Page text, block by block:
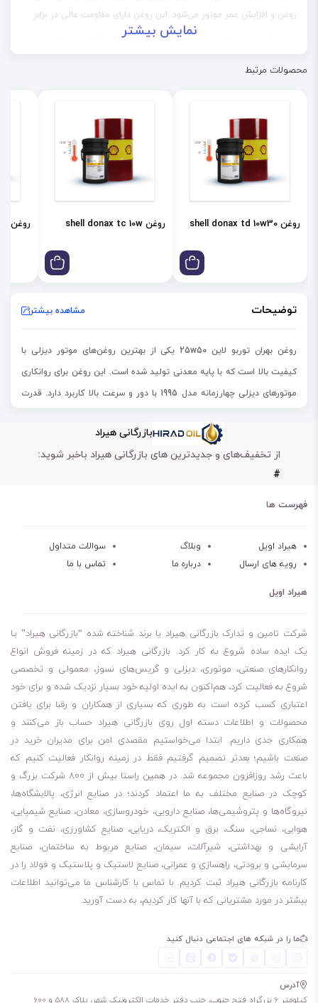
روغن و افزایش عمر موتور می‌شود. این روغن دارای مقاومت عالی در برابر
اکسیداسیون و کاهش تشکیل لجن و رسوب است و خاصیت ضد سایش
✔ قدرت پاک‌کنندگی و پراکنده‌سازی بسیار عالی دوده
✔ فراريت مطلوب و در‌ نتيجه كاهش كم كردن روغن
✔ مقاومت عالي در برابر اكسيداسيون
✔ كاهش تشكيل لجن و رسوب
✔ پايداري عالي در برابر كاهش گرانروی
نمایش بیشتر
نمایش بیشتر
محصولات مرتبط
روغن shell donax td 10w30 روغن shell donax tc 10w روغن shell donax td 85w
توضیحات مشاهده بیشتر
روغن بهران توربو لاین 25w50
یکی از بهترین روغن‌های موتور دیزلی با
کیفیت بالا است که با پایه معدنی تولید شده است. این روغن برای روانکاری
موتورهای دیزلی چهارزمانه مدل 1995 با دور و سرعت بالا کاربرد دارد. قدرت
موتورهای دیزلی را داراست.
همچنین، روغن بهران 25w50 توربو لاین دارای مقاومت عالی در برابر
اکسیداسیون و پایداری عالی در برابر کاهش گرانروی است. با توجه به
ویژگی‌های بسیار مطلوب این روغن، استفاده از آن در موتورهای دیزلی
بنابراین، بهران توربو لاین 25w50 به عنوان یک گزینه مناسب و با کیفیت
برای روانکاری موتورهای دیزلی در صنایع مختلف، مورد استفاده قرار می‌گیرد.
سرعت بالا کار می‌کند.
دارای قدرت پاک‌کنندگی و پراکنده‌سازی بسیار عالی دوده و ذرات ناشی از
احتراق در موتورهای دیزلی
با مقاومت عالی در برابر اکسیداسیون و پایداری عالی در برابر کاهش گرانروی
است. برخی از ویژگی‌های بسیار مطلوب این روغن شامل قدرت پاک‌کنندگی و
پراکنده‌سازی بسیار عالی دوده، فراریت مطلوب و در‌ نتیجه کاهش کم شدن
سطح روغن، مقاومت عالی در برابر اکسیداسیون، کاهش تشکیل لجن و
رسوب، خاصیت ضد سایش و پایداری عالی در برابر کاهش گرانروی است. با
توجه به این ویژگی‌ها، روغن بهران توربو لاین 25w50 به عنوان یکی از
بهترین گزینه‌های موجود در بازار برای روانکاری موتورهای دیزلی در صنایع
مختلف، شناخته شده است. استفاده از این روغن سبب بهبود عملکرد و
افزایش عمر موتور می‌شود و در نتیجه، کاهش هزینه‌های نگهداری و
تعمیرات را به همراه دارد.
مقاومت عالی در برابر اکسیداسیون
بازرگانی هیراد
از تخفیف‌های و جدیدترین های بازرگانی هیراد باخبر شوید:
#
فهرست ها
هیراد اویل وبلاگ
سوالات متداول
رویه های ارسال
درباره ما تماس با ما
هیراد اویل
شرکت تامین و تدارک بازرگانی هیراد یا برند شناخته شده “بازرگانی هیراد” بـا
یک ایده ساده شروع به کار کرد. بازرگانی هیراد که در زمینه فروش انواع
روانکارهای صنعتی، موتوری، دیزلی و گریس‌های نسوز، معمولی و تخصصی
شروع به فعالیت کرد، هم‌اکنون به ایده اولیه خود بسیار نزدیک شده و برای خود
اعتباری کسب کرده است به طوری که بسیاری از همکاران و رقبا برای یافتن
محصولات و اطلاعات دسته اول روی بازرگانی هیراد حساب باز می‌کنند و
همکاری جدی داریم. ابتدا می‌خواستیم مقصدی امن برای مدیران خرید در
صنعت باشیم؛ بعدتر تصمیم گرفتیم فقط در زمینه روانکار فعالیت کنیم که
باعث رشد روزافزون مجموعه شد. در همین راستا بیش از 800 شرکت بزرگ و
کوچک در صنایع مختلف به ما اعتماد کردند؛ در صنایع انرژی، پالایشگاه‌ها،
نیروگاه‌ها و پتروشیمی‌ها، صنایع دارویی، خودروسازی، معادن، صنایع شیمیایی،
هوایی، نساجی، سنگ، برق و الکتریک، دریایی، صنایع کشاورزی، نفت و گاز،
آرایشی و بهداشتی، شیرآلات، سیمان، صنایع مربوط به ساختمان، صنایع
سرمایشی و برودتی، راهسازی و عمرانی، صنایع لاستیک و پلاستیک و فولاد را در
کارنامه بازرگانی هیراد ثبت کردیم. با تماس با کارشناس ما می‌توانید اطلاعات
بیشتر در مورد مشتریانی که با آنها کار کردیم، به دست آورید.
ما را در شبکه های اجتماعی دنبال کنید
آدرس
کیلومتر 6 بزرگراه فتح جنوب، جنب دفتر خدمات الکترونیک شهر، پلاک 588 و 600